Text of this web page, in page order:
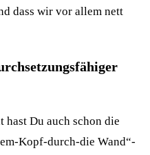
dass wir vor allem nett
Du auch schon die
Kopf-durch-die Wand“-